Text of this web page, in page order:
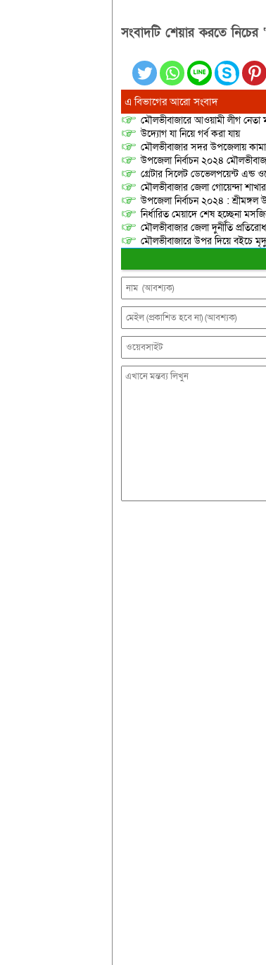
সংবাদটি শেয়ার করতে
এ বিভাগের আরো সংবাদ
মৌলভীবাজারে আওয়ামী লীগ নেতা
উদ্যোগ যা নিয়ে গর্ব করা যায়
মৌলভীবাজার সদর উপজেলায় কামাল
উপজেলা নির্বাচন ২০২৪
গ্রেটার সিলেট ডেভেলপয়েন্ট এন্ড
মৌলভীবাজার জেলা গোয়েন্দা
উপজেলা নির্বাচন ২০২৪ : শ্রীমঙ্গল
নির্ধারিত মেয়াদে শেষ হচ্ছেনা
মৌলভীবাজার জেলা দুর্নীতি
মৌলভীবাজারে উপর দিয়ে বইচে মৃদু